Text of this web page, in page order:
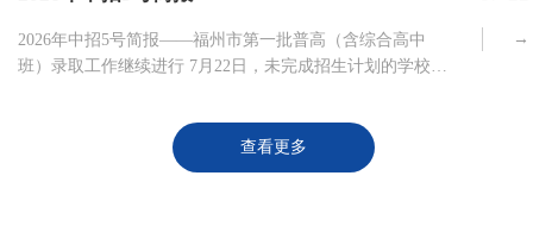
→
2026年中招5号简报——福州市第一批普高（含综合高中
班）录取工作继续进行 7月22日，未完成招生计划的学校在
查看更多